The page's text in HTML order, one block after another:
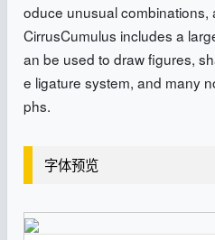
oduce unusual
CirrusCumulus includes a
an be used to draw figures,
e ligature system, and many
phs.
字体预览